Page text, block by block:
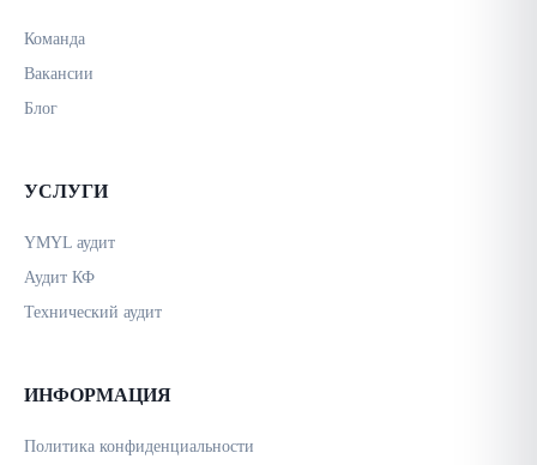
Команда
Вакансии
Блог
УСЛУГИ
YMYL аудит
Аудит КФ
Технический аудит
ИНФОРМАЦИЯ
Политика конфиденциальности